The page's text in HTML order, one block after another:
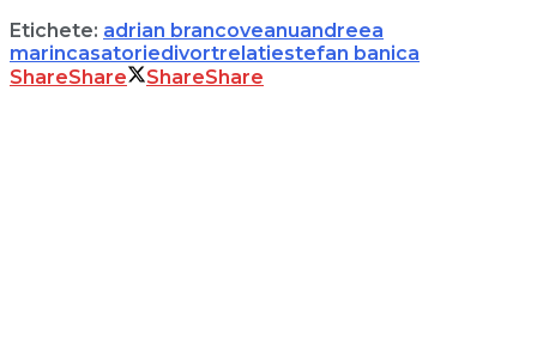
Etichete: adrian brancoveanuandreea
marincasatoriedivortrelatiestefan banica
ShareShare ShareShare